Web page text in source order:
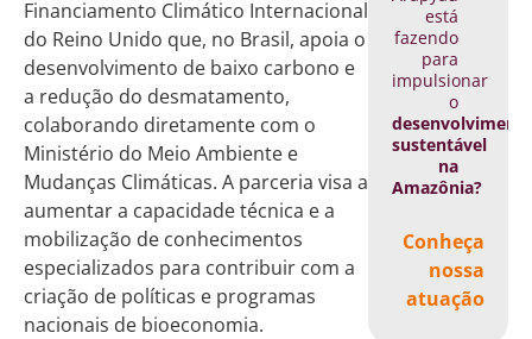
está
fazendo
para
impulsionar
o
sustentável
na
Amazônia?
Conheça
nossa
atuação
Financiamento Climático Internacional
do Reino Unido que, no Brasil, apoia o
desenvolvimento de baixo carbono e
a redução do desmatamento,
colaborando diretamente com o
Ministério do Meio Ambiente e
Mudanças Climáticas. A parceria visa a
aumentar a capacidade técnica e a
mobilização de conhecimentos
especializados para contribuir com a
criação de políticas e programas
nacionais de bioeconomia.